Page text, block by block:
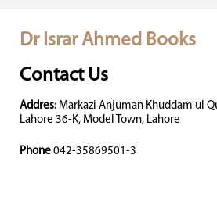
Dr Israr Ahmed Books
Contact Us
Addres: Markazi Anjuman Khuddam ul
Lahore 36-K, Model Town, Lahore
Phone 042-35869501-3